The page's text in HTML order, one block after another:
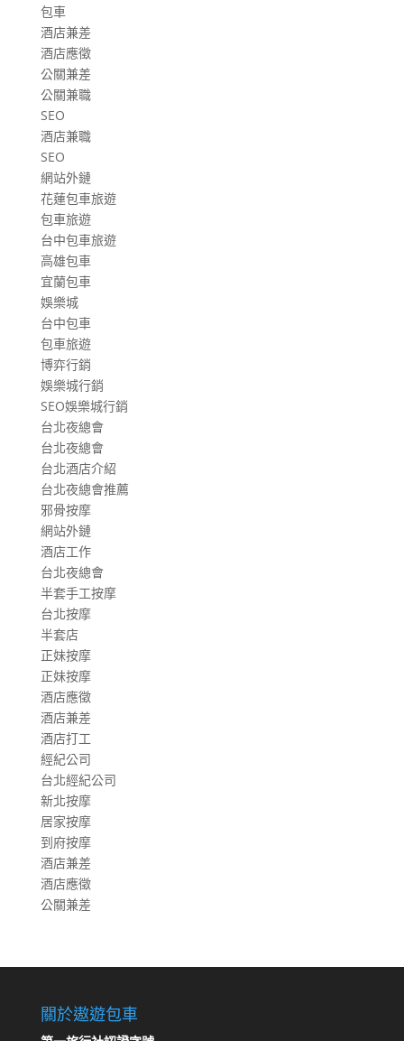
包車
酒店兼差
酒店應徵
公關兼差
公關兼職
SEO
酒店兼職
SEO
網站外鏈
花蓮包車旅遊
包車旅遊
台中包車旅遊
高雄包車
宜蘭包車
娛樂城
台中包車
包車旅遊
博弈行銷
娛樂城行銷
SEO娛樂城行銷
台北夜總會
台北夜總會
台北酒店介紹
台北夜總會推薦
邪骨按摩
網站外鏈
酒店工作
台北夜總會
半套手工按摩
台北按摩
半套店
正妹按摩
正妹按摩
酒店應徵
酒店兼差
酒店打工
經紀公司
台北經紀公司
新北按摩
居家按摩
到府按摩
酒店兼差
酒店應徵
公關兼差
關於遨遊包車